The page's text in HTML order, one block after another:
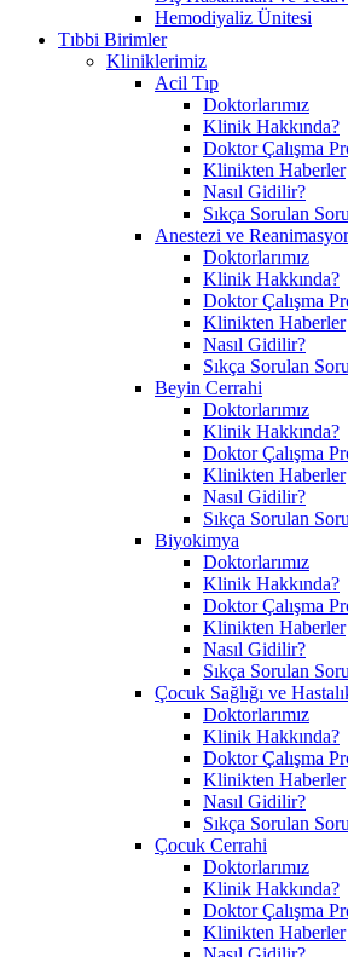
Hemodiyaliz Ünitesi
Tıbbi Birimler
Kliniklerimiz
Acil Tıp
Doktorlarımız
Klinik Hakkında?
Doktor Çalışma
Klinikten Haberler
Nasıl Gidilir?
Sıkça Sorulan
Anestezi ve
Doktorlarımız
Klinik Hakkında?
Doktor Çalışma
Klinikten Haberler
Nasıl Gidilir?
Sıkça Sorulan
Beyin Cerrahi
Doktorlarımız
Klinik Hakkında?
Doktor Çalışma
Klinikten Haberler
Nasıl Gidilir?
Sıkça Sorulan
Biyokimya
Doktorlarımız
Klinik Hakkında?
Doktor Çalışma
Klinikten Haberler
Nasıl Gidilir?
Sıkça Sorulan
Çocuk Sağlığı ve
Doktorlarımız
Klinik Hakkında?
Doktor Çalışma
Klinikten Haberler
Nasıl Gidilir?
Sıkça Sorulan
Çocuk Cerrahi
Doktorlarımız
Klinik Hakkında?
Doktor Çalışma
Klinikten Haberler